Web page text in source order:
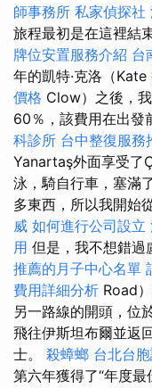
師事務所 私家偵探社
旅程最初是在這裡結
牌位安置服務介紹 台
年的凱特·克洛（Kate
價格 Clow）之後，
60％，該費用在出發
科診所 台中整復服務
Yanartaş外面享受了
泳，騎自行車，塞滿
多東西，所以我開始
威 如何進行公司設立
用 但是，我不想錯過
推薦的月子中心名單
費用詳細分析 Road
另一路線的開頭，位
飛往伊斯坦布爾並返
士。 殺蟑螂 台北台
第六年獲得了“年度最